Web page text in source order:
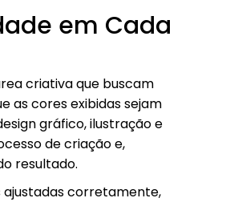
em Cada
criativa que buscam
as cores exibidas sejam
gráfico, ilustração e
de criação e,
resultado.
ajustadas corretamente,